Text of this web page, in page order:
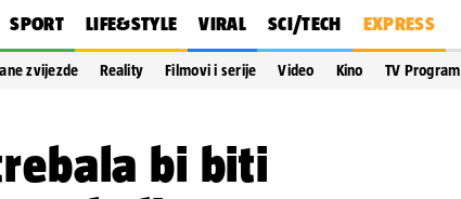
SPORT LIFE&STYLE VIRAL SCI/TECH EXPRESS
zvijezde Reality Filmovi i serije Video Kino TV Program
bi biti